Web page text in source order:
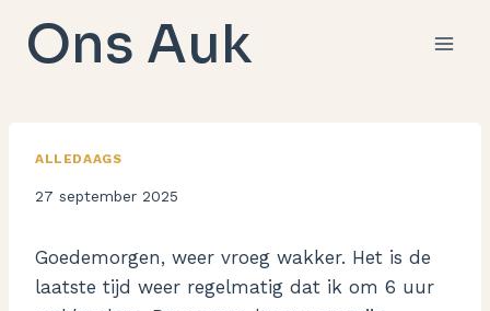
naarOns Auk
ALLEDAAGS
Door
27 september 2025
Goedemorgen, weer vroeg wakker. Het is de
laatste tijd weer regelmatig dat ik om 6 uur